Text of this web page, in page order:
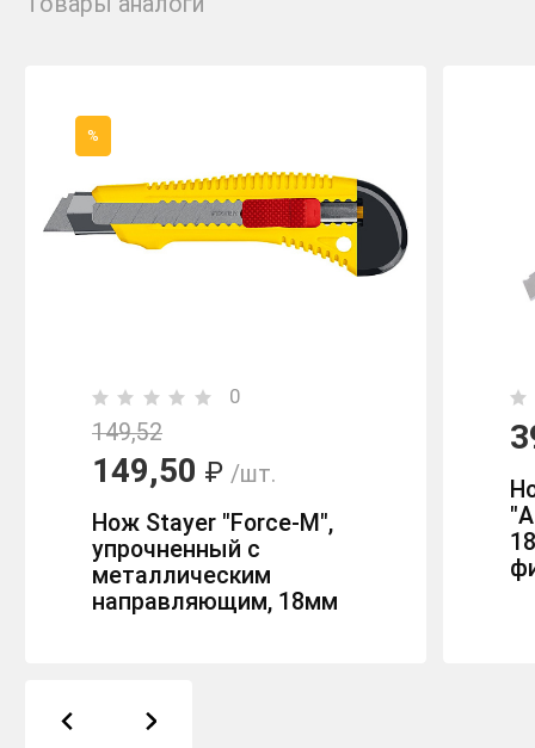
%
0
149,52
149,50 ₽ /шт.
Нож Stayer "Force-M",
упрочненный с
металлическим
направляющим, 18мм